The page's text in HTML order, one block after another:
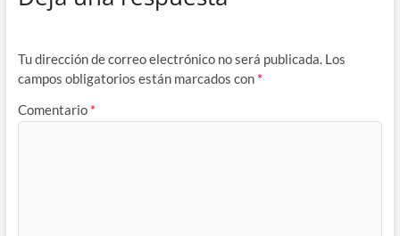
Tu dirección de correo electrónico no será publicada. Los
campos obligatorios están marcados con *
Comentario *